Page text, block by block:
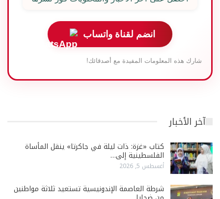
انضم لقناة واتساب
شارك هذه المعلومات المفيدة مع أصدقائك!
آخر الأخبار
كتاب «غزة: ذات ليلة في جاكرتا» ينقل المأساة
الفلسطينية إلى…
أغسطس 5, 2026
شرطة العاصمة الإندونيسية تستعيد ثلاثة مواطنين